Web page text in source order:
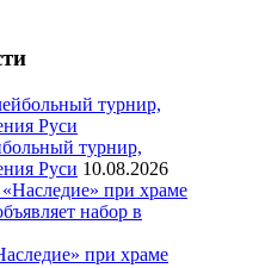
турнир,
Руси 10.08.2026
при храме